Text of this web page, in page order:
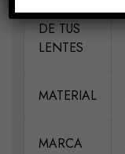
MARCO
DE TUS
LENTES
MATERIAL
MARCA